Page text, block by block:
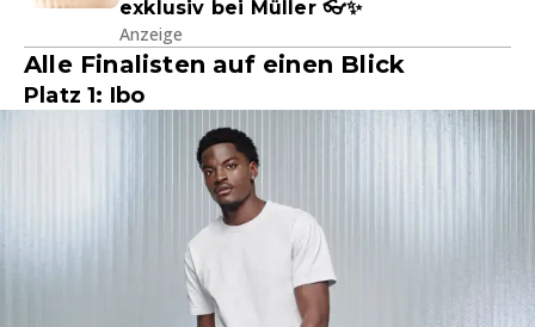
exklusiv bei Müller 👓✨
Anzeige
Alle Finalisten auf einen Blick
Platz 1: Ibo